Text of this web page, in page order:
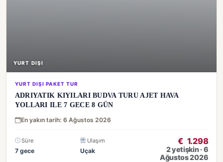
YURT DIŞI
YURT DIŞI PAKET TUR
ADRIYATIK KIYILARI BUDVA TURU AJET HAVA
YOLLARI ILE 7 GECE 8 GÜN
En yakın tarih: 6 Ağustos 2026
Süre
7 gece
Ulaşım
Uçak
€ 1.298
2 yetişkin · 6
Ağustos 2026